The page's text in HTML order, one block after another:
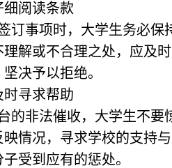
细阅读条款
订事项时，大学生务必
解或不合理之处，应及
决予以拒绝。
时寻求帮助
的非法催收，大学生不
情况，寻求学校的支持
受到应有的惩处。